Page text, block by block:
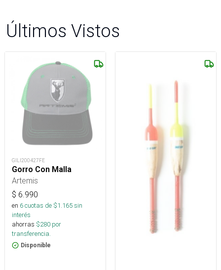
Últimos Vistos
GILI200427FE
Gorro Con Malla
Artemis
$ 6.990
en 6cuotas de $1.165sin
interés
ahorras $280 por
transferencia.
Disponible